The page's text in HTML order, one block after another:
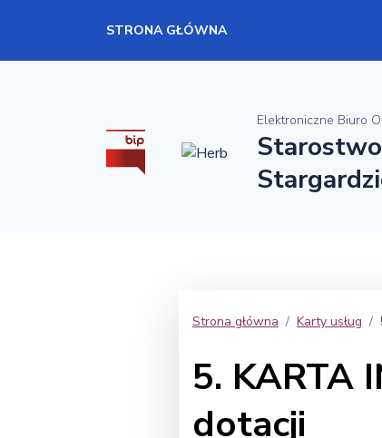
STRONA GŁÓWNA
Elektroniczne Biuro
Strona główna Karty usług
5. KARTA
dotacji